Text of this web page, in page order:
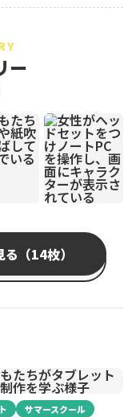
ー
（14枚）
サマースクール